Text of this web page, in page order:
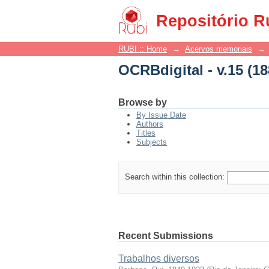
Repositório
OCRBdigital - v.15
RUBI :: Home → Acervos memoriais →
OCRBdigital - v.15
Browse by
By Issue Date
Authors
Titles
Subjects
Search within this collection:
Recent Submissions
Trabalhos diversos